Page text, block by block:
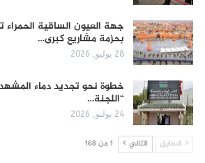
جهة العيون الساقية الحمراء
بحزمة مشاريع كبرى…
28 يوليو, 2026
​خطوة نحو تجديد دماء
“اللجنة…
24 يوليو, 2026
السابق التالي 1 من 168